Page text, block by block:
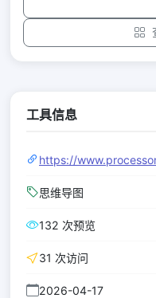
工具信息
https://
思维导图
132 次预览
31 次访问
2026-04-17